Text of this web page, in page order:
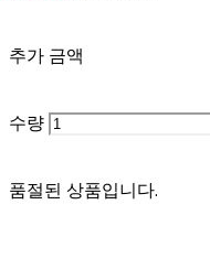
추가 금액
수량
품절된 상품입니다.